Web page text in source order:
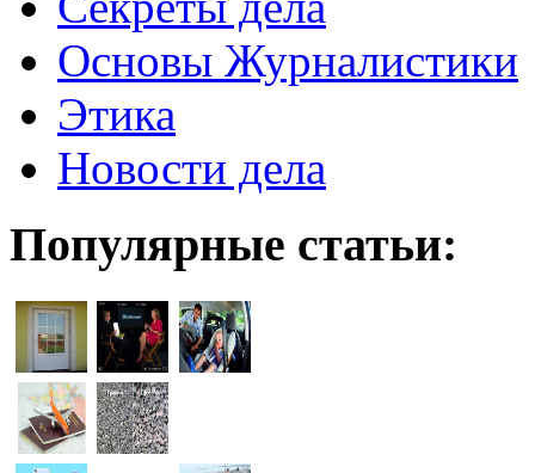
Основы Журналистики
Этика
Новости дела
Популярные статьи: